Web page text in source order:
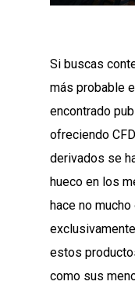
Si buscas
más probable
encontrado
ofreciendo
derivados se
hueco en los
hace no
estos
como sus